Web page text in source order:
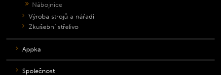
Nábojnice
Výroba strojů a nářadí
Zkušební střelivo
Appka
Společnost